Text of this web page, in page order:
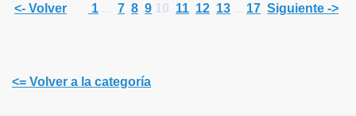
<- Volver 1 ... 7 8 9 10 11 12 13 ... 17 Siguiente ->
<= Volver a la categoría